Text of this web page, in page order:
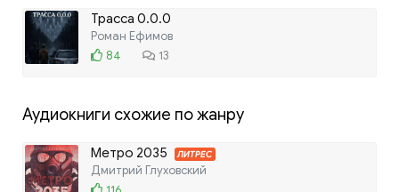
Трасса 0.0.0
Роман Ефимов
84
13
Аудиокниги схожие по жанру
Метро 2035 ЛИТРЕС
Дмитрий Глуховский